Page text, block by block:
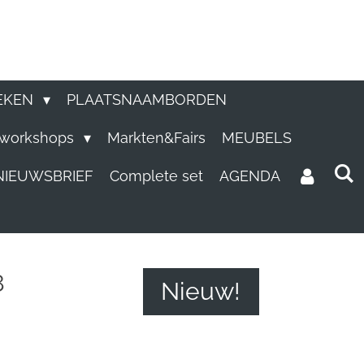
PLAATSNAAMBORDEN
Markten&Fairs MEUBELS
Complete set AGENDA
Nieuw!